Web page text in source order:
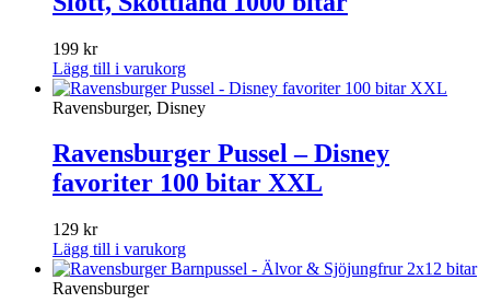
199 kr
Lägg till i varukorg
Ravensburger, Disney
Ravensburger Pussel – Disney
favoriter 100 bitar XXL
129 kr
Lägg till i varukorg
Ravensburger